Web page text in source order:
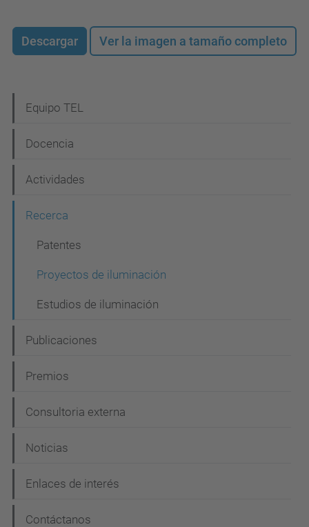
Descargar Ver la imagen a tamaño completo
a
v
g
n
Equipo TEL
Docencia
Actividades
Recerca
Patentes
Proyectos de iluminación
Estudios de iluminación
Publicaciones
Premios
Consultoria externa
Noticias
Enlaces de interés
Contáctanos